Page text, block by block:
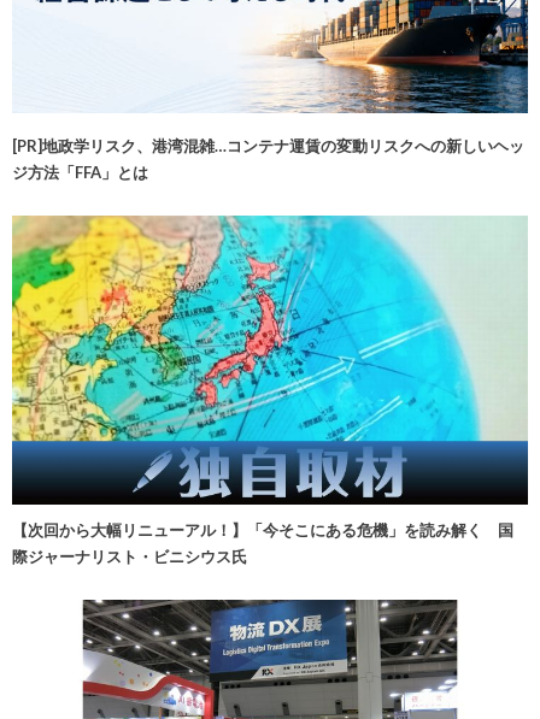
[PR]地政学リスク、港湾混雑…コンテナ運賃の変動リスクへの新しいヘッ
ジ方法「FFA」とは
【次回から大幅リニューアル！】「今そこにある危機」を読み解く 国
際ジャーナリスト・ビニシウス氏